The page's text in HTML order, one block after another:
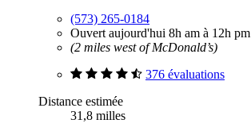
(573) 265-0184
Ouvert aujourd'hui 8h am à 12h pm
(2 miles west of McDonald’s)
376 évaluations
Distance estimée
31,8 milles